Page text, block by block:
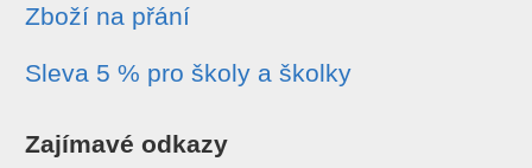
Zboží na přání
Sleva 5 % pro školy a školky
Zajímavé odkazy